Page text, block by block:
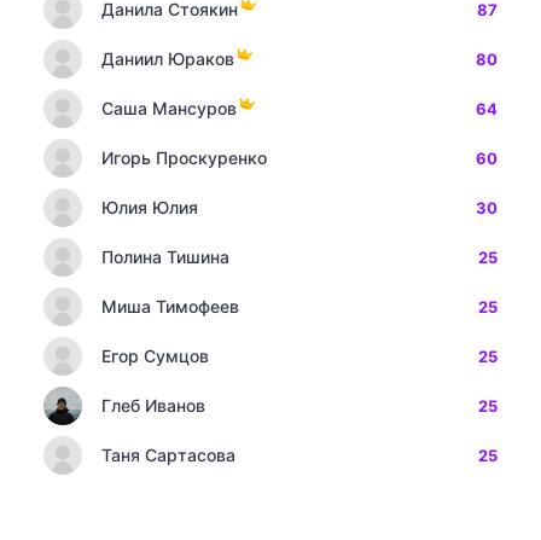
Данила Стоякин 87
Даниил Юраков 80
Саша Мансуров 64
Игорь Проскуренко 60
Юлия Юлия 30
Полина Тишина 25
Миша Тимофеев 25
Егор Сумцов 25
Глеб Иванов 25
Таня Сартасова 25